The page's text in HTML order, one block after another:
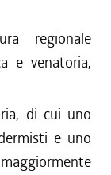
regionale
e venatoria,
di cui uno
e uno